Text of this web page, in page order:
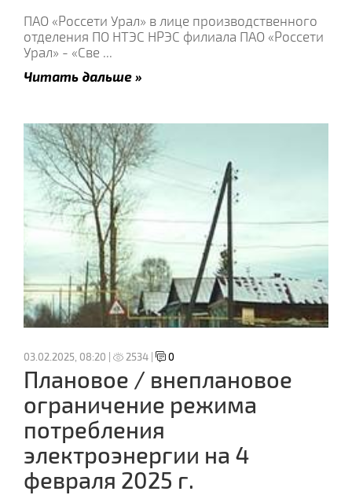
ПАО «Россети Урал» в лице производственного
отделения ПО НТЭС НРЭС филиала ПАО «Россети
Урал» - «Све ...
Читать дальше »
03.02.2025, 08:20 | 2534 | 0
Плановое / внеплановое
ограничение режима
потребления
электроэнергии на 4
февраля 2025 г.